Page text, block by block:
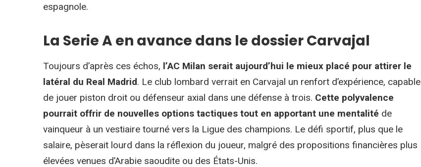
espagnole.
La Serie A en avance dans le dossier Carvajal
Toujours d’après ces échos, l’AC Milan serait aujourd’hui le mieux placé pour attirer le
latéral du Real Madrid. Le club lombard verrait en Carvajal un renfort d’expérience, capable
de jouer piston droit ou défenseur axial dans une défense à trois. Cette polyvalence
pourrait offrir de nouvelles options tactiques tout en apportant une mentalité de
vainqueur à un vestiaire tourné vers la Ligue des champions. Le défi sportif, plus que le
salaire, pèserait lourd dans la réflexion du joueur, malgré des propositions financières plus
élevées venues d’Arabie saoudite ou des États-Unis.